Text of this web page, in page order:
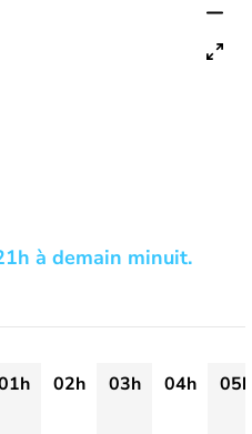
à demain minuit.
02h 03h 04h
05h